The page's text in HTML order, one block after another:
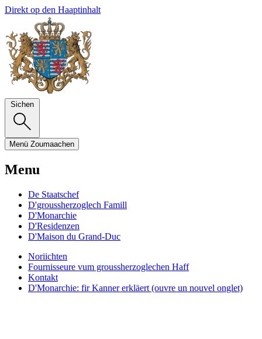
Direkt op den Haaptinhalt
Sichen
Menü Zoumaachen
Menu
De Staatschef
D'groussherzoglech Famill
D'Monarchie
D'Residenzen
D'Maison du Grand-Duc
Noriichten
Fournisseure vum groussherzoglechen Haff
Kontakt
D'Monarchie: fir Kanner erkläert (ouvre un nouvel onglet)